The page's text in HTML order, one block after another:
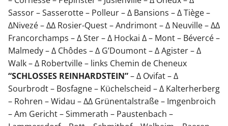
Sassor – Sasserotte – Polleur – ∆ Bansions – ∆ Tiège –
∆Nivezé – ∆∆ Rosier-Quest – Andrimont – ∆ Neuville – ∆∆
Francorchamps – ∆ Ster – ∆ Hockai ∆ – Mont – Bévercé –
Malmedy – ∆ Chôdes – ∆ G’Doumont – ∆ Agister – ∆
Walk – ∆ Robertville – links Chemin de Cheneux
“SCHLOSSES REINHARDSTEIN”– ∆ Ovifat – ∆
Sourbrodt – Bosfagne – Küchelscheid – ∆ Kalterherberg
– Rohren – Widau – ∆∆ Grünentalstraße – Imgenbroich
– Am Gericht – Simmerath – Paustenbach –